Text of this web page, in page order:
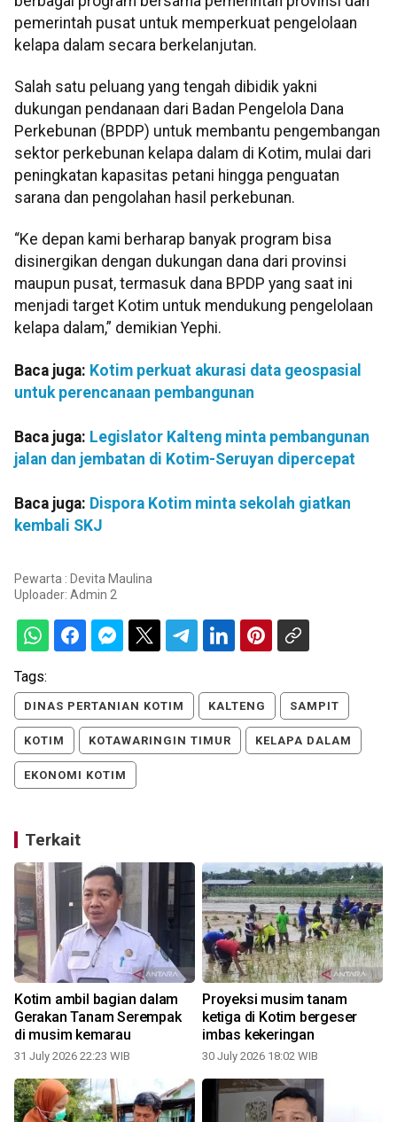
pemerintah pusat untuk memperkuat pengelolaan
kelapa dalam secara berkelanjutan.
Salah satu peluang yang tengah dibidik yakni
dukungan pendanaan dari Badan Pengelola Dana
Perkebunan (BPDP) untuk membantu pengembangan
sektor perkebunan kelapa dalam di Kotim, mulai dari
peningkatan kapasitas petani hingga penguatan
sarana dan pengolahan hasil perkebunan.
“Ke depan kami berharap banyak program bisa
disinergikan dengan dukungan dana dari provinsi
maupun pusat, termasuk dana BPDP yang saat ini
menjadi target Kotim untuk mendukung pengelolaan
kelapa dalam,” demikian Yephi.
Baca juga: Kotim perkuat akurasi data geospasial
untuk perencanaan pembangunan
Baca juga: Legislator Kalteng minta pembangunan
jalan dan jembatan di Kotim-Seruyan dipercepat
Baca juga: Dispora Kotim minta sekolah giatkan
kembali SKJ
Pewarta : Devita Maulina
Uploader: Admin 2
Tags:
DINAS PERTANIAN KOTIM KALTENG SAMPIT
KOTIM KOTAWARINGIN TIMUR KELAPA DALAM
EKONOMI KOTIM
Terkait
Kotim ambil bagian dalam
Gerakan Tanam Serempak
di musim kemarau
31 July 2026 22:23 WIB
Proyeksi musim tanam
ketiga di Kotim bergeser
imbas kekeringan
30 July 2026 18:02 WIB